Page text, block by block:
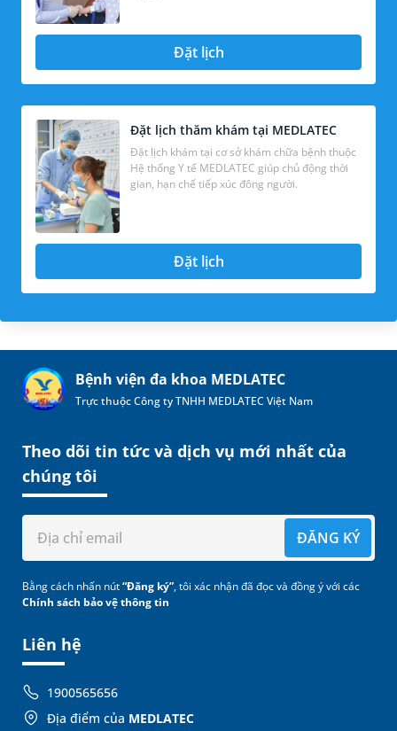
Đặt lịch
Đặt lịch thăm khám tại MEDLATEC
Đặt lịch khám tại cơ sở khám chữa bệnh thuộc
Hệ thống Y tế MEDLATEC giúp chủ động thời
gian, hạn chế tiếp xúc đông người.
Đặt lịch
Bệnh viện đa khoa MEDLATEC
Trực thuộc Công ty TNHH MEDLATEC Việt Nam
Liên hệ
1900565656
Địa điểm của MEDLATEC
Theo dõi tin tức và dịch vụ mới nhất của
chúng tôi
ĐĂNG KÝ
Bằng cách nhấn nút“Đăng ký”, tôi xác nhận đã đọc và đồng ý với các
Chính sách bảo vệ thông tin